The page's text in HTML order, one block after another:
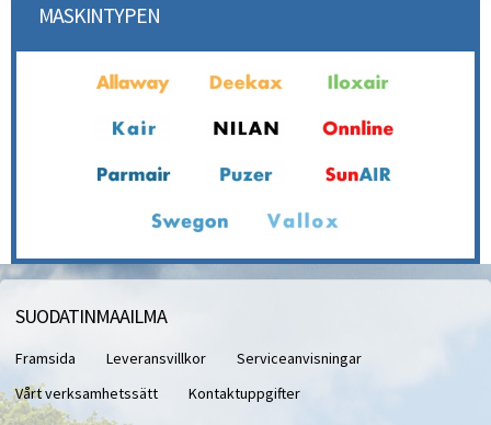
MASKINTYPEN
SUODATINMAAILMA
Framsida Leveransvillkor
Serviceanvisningar
Vårt verksamhetssätt
Kontaktuppgifter